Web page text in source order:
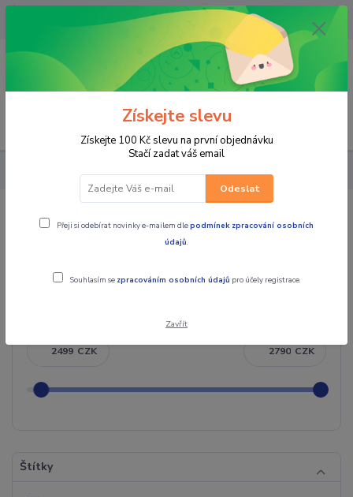
OPAVA 733537099/HLUČÍN
734541648/OLOMOUC 734593593
0,00 CZK
PRO JEZDCE BUNDY DĚTSKÉ
DĚTSKÉ
CZK CZK
Štítky
Získejte slevu
Získejte 100 Kč slevu na první objednávku
Stačí zadat váš email
Odeslat
Přeji si odebírat novinky e-mailem dlepodmínek zpracování osobních
údajů.
Souhlasím se zpracováním osobních údajů pro účely registrace.
Zavřít